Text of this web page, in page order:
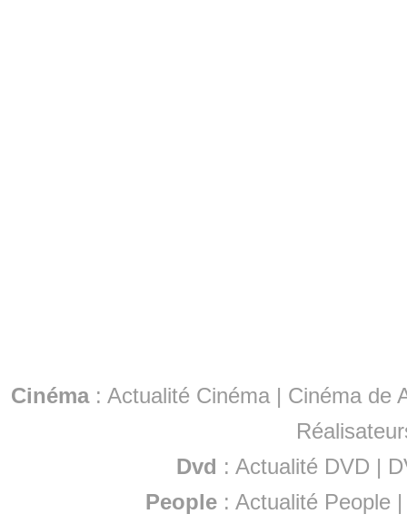
Cinéma: Actualité Cinéma | Cinéma de
Dvd : Actualité DVD |
People :Actualité People